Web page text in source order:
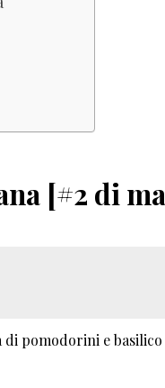
[#2 di
di pomodorini e basilico